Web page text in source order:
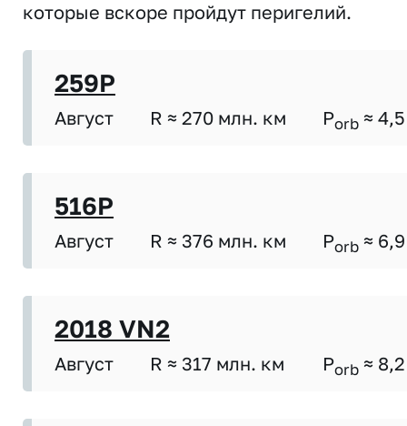
которые вскоре пройдут перигелий.
259P
Август R ≈ 270 млн. км Porb ≈ 4,5
516P
Август R ≈ 376 млн. км Porb ≈ 6,9
2018 VN2
Август R ≈ 317 млн. км Porb ≈ 8,2